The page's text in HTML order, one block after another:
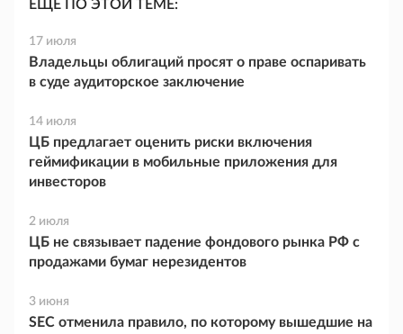
ЕЩЕ ПО ЭТОЙ ТЕМЕ:
17 июля
Владельцы облигаций просят о праве оспаривать
в суде аудиторское заключение
14 июля
ЦБ предлагает оценить риски включения
геймификации в мобильные приложения для
инвесторов
2 июля
ЦБ не связывает падение фондового рынка РФ с
продажами бумаг нерезидентов
3 июня
SEC отменила правило, по которому вышедшие на